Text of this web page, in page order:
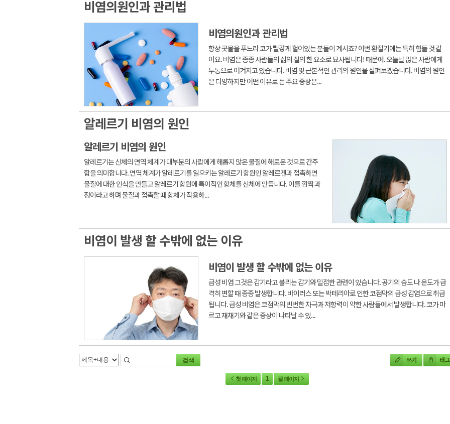
비염의원인과 관리법
비염의원인과 관리법
항상 콧물을 푸느라 코가 빨갛게 헐어있는 분들이 계시죠? 이번 환절기에는 특히 힘들 것 같
아요. 비염은 종종 사람들의 삶의 질의 한 요소로 묘사됩니다! 때문에. 오늘날 많은 사람에게
두통으로 여겨지고 있습니다. 비염 및 근본적인 관리의 원인을 살펴보겠습니다. 비염의 원인
은 다양하지만 어떤 이유로 든 주요 증상은...
알레르기 비염의 원인
알레르기 비염의 원인
알레르기는 신체의 면역 체계가 대부분의 사람에게 해롭지 않은 물질에 해로운 것으로 간주
함을 의미합니다. 면역 체계가 알레르기를 일으키는 알레르기 항원인 알레르겐과 접촉하면
물질에 대한 인식을 만들고 알레르기 항원에 특이적인 항체를 신체에 만듭니다. 이를 깜짝 과
정이라고 하며 물질과 접촉할 때 항체가 작용하...
비염이 발생 할 수밖에 없는 이유
비염이 발생 할 수밖에 없는 이유
급성 비염 그것은 감기라고 불리는 감기와 밀접한 관련이 있습니다. 공기의 습도 나 온도가 급
격히 변할 때 종종 발생합니다. 바이러스 또는 박테리아로 인한 코점막의 급성 감염으로 취급
됩니다. 급성 비염은 코점막의 빈번한 자극과 저항력이 약한 사람들에서 발생합니다. 코가 마
르고 재채기와 같은 증상이 나타날 수 있...
쓰기 태그
검색
첫 페이지 1 끝 페이지